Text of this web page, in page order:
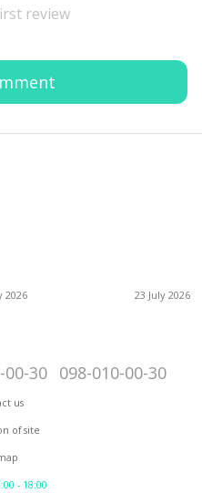
review
2026 23 July 2026
00-30 098-010-00-30
us
of site
- 18:00